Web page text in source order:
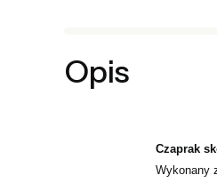
Opis
Czaprak
Wykonany